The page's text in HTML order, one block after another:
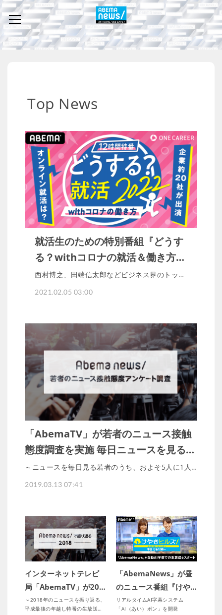
Top News
就活生のための特別番組『どうす
る？withコロナの就活＆働き方…
西村博之、田端信太郎などビジネス界のトッ…
2021.02.05 03:00
「AbemaTV」が若者のニュース接触
態度調査を実施 毎日ニュースを見る…
～ニュースを毎日見る若者のうち、およそ5人に1人…
2019.03.13 07:41
インターネットテレビ
局「AbemaTV」が20…
～2018年のニュースを振り返る、
平成最後の年越し特番の生放送…
「AbemaNews」が昼
のニュース番組『けや…
リアルタイムAI字幕システム
「AI（あい）ポン」を開発